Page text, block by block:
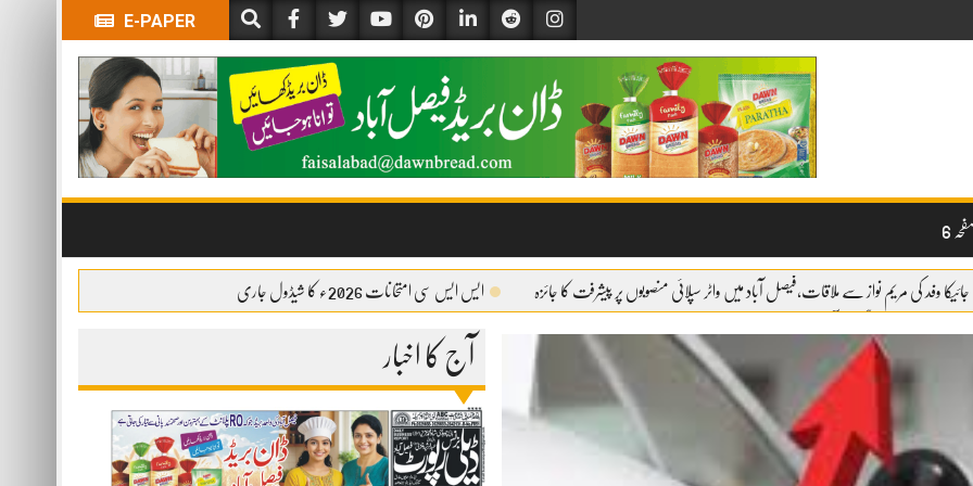
E-PAPER
6
جائیکا وفد کی مریم نواز سے ملاقات،فیصل آباد میں واٹر سپلائی منصوبوں پر پیشرفت کا جائزہ ایس ایس سی امتحانات 2026ء کا شیڈول جاری
آج کا اخبار